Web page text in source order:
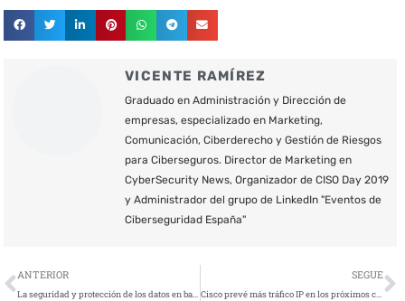
VICENTE RAMÍREZ
Graduado en Administración y Dirección de
empresas, especializado en Marketing,
Comunicación, Ciberderecho y Gestión de Riesgos
para Ciberseguros. Director de Marketing en
CyberSecurity News, Organizador de CISO Day 2019
y Administrador del grupo de LinkedIn "Eventos de
Ciberseguridad España"
Ant
ANTERIOR
La seguridad y protección de los datos en base al GDPR, motor del mercado printing en España
SEGUE
Cisco prevé más tráfico IP en los próximos cinco años que en toda la historia de Internet